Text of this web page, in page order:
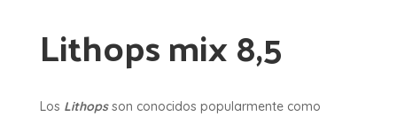
Lithops mix 8,5
Los Lithopsson conocidos popularmente como